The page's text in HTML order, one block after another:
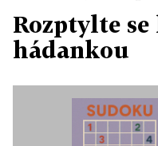
Rozptylte
hádankou